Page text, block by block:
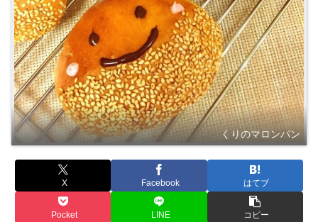
くりのマロンパン
X Facebook はてブ
Pocket LINE コピー